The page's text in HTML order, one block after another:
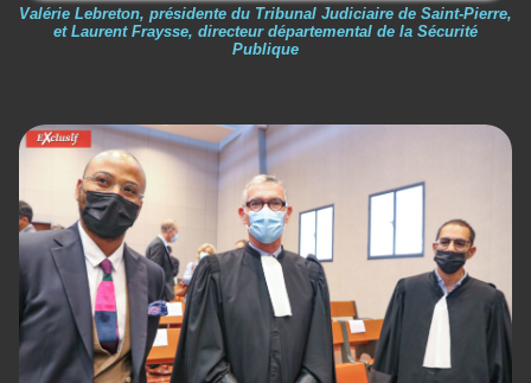
Valérie Lebreton, présidente du Tribunal Judiciaire de Saint-Pierre,
et Laurent Fraysse, directeur départemental de la Sécurité
Publique